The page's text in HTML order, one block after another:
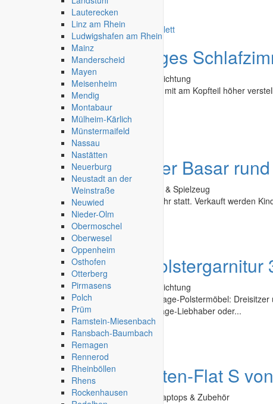
Lauterecken
Linz am Rhein
Ludwigshafen am Rhein
Mainz
Manderscheid
Mayen
Meisenheim
Mendig
Montabaur
Mülheim-Kärlich
Münstermaifeld
Nassau
Nastätten
Neuerburg
Neustadt an der
Weinstraße
Neuwied
Nieder-Olm
Obermoschel
Oberwesel
Oppenheim
Osthofen
Otterberg
Pirmasens
Polch
Prüm
Ramstein-Miesenbach
Ransbach-Baumbach
Remagen
Rennerod
Rheinböllen
Rhens
Rockenhausen
08.03.2026
Angebothochwertiges
Second Hand - Flohmarkt »
Möbel & Einrichtung
Komplett-SET - hochwertiges Doppelbett mit am Kopfteil höher
08.03.2026
AngebotEdesheimer Basar
Second Hand - Flohmarkt»Baby, Kinder & Spielzeug
Der Basar findet von 11.00 Uhr - 14.30 Uhr statt. Verkauft werden
-23.02.2026
AngebotVintage Polstergarnitur
Second Hand - Flohmarkt»
Möbel & Einrichtung
Wunderschön erhaltene, neuwertige Vintage-Polstermöbel:
abzugeben. Nur Abholung. Ideal für Vintage-Liebhaber oder...
15.02.2026
Angebotmobile Daten-Flat S
Second Hand - Flohmarkt»Computer, Laptops & Zubehör